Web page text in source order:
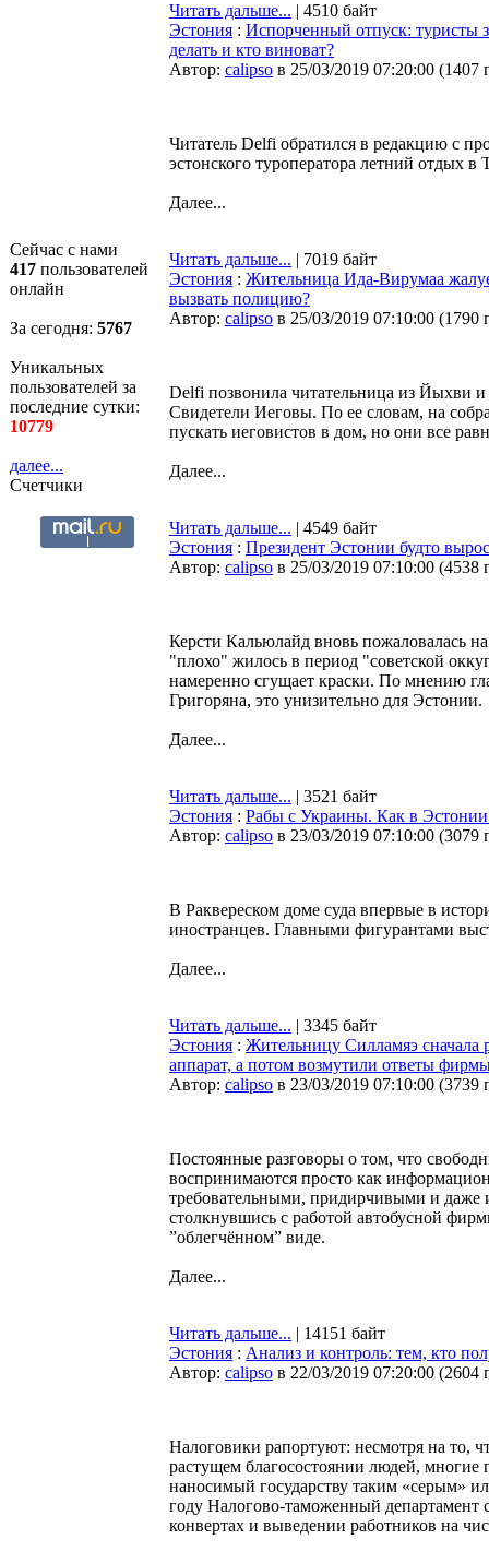
Сейчас с нами
417 пользователей
онлайн
За сегодня: 5767
Уникальных
пользователей за
последние сутки:
10779
далее...
Счетчики
Читать дальше... | 4510 байт
Эстония : Испорченный отпуск: туристы
делать и кто виноват?
Автор: calipso в 25/03/2019 07:20:00 (1407
Читатель Delfi обратился в редакцию с
эстонского туроператора летний отдых в
Далее...
Читать дальше... | 7019 байт
Эстония : Жительница Ида-Вирумаа
вызвать полицию?
Автор: calipso в 25/03/2019 07:10:00 (1790
Delfi позвонила читательница из Йыхви
Свидетели Иеговы. По ее словам, на
пускать иеговистов в дом, но они все
Далее...
Читать дальше... | 4549 байт
Эстония : Президент Эстонии будто
Автор: calipso в 25/03/2019 07:10:00 (4538
Керсти Кальюлайд вновь пожаловалась
"плохо" жилось в период "советской
намеренно сгущает краски. По мнению
Григоряна, это унизительно для Эстонии.
Далее...
Читать дальше... | 3521 байт
Эстония : Рабы с Украины. Как в Эстонии
Автор: calipso в 23/03/2019 07:10:00 (3079
В Раквереском доме суда впервые в
иностранцев. Главными фигурантами
Далее...
Читать дальше... | 3345 байт
Эстония : Жительницу Силламяэ сначала
аппарат, а потом возмутили ответы
Автор: calipso в 23/03/2019 07:10:00 (3739
Постоянные разговоры о том, что
воспринимаются просто как
требовательными, придирчивыми и
столкнувшись с работой автобусной
”облегчённом” виде.
Далее...
Читать дальше... | 14151 байт
Эстония : Анализ и контроль: тем, кто
Автор: calipso в 22/03/2019 07:20:00 (2604
Налоговики рапортуют: несмотря на то,
растущем благосостоянии людей,
наносимый государству таким «серым»
году Налогово-таможенный департамент
конвертах и выведении работников на